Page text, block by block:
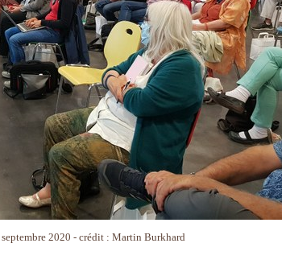
2020 - crédit : Martin Burkhard